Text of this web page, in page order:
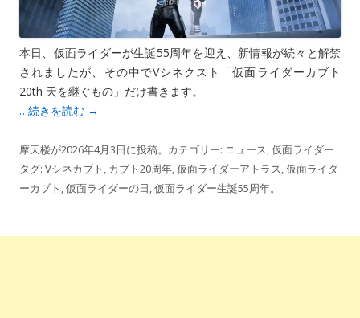
本日、仮面ライダーが生誕55周年を迎え、新情報が続々と解禁
されましたが、その中でVシネクスト「仮面ライダーカブト
20th 天を継ぐもの」だけ書きます。
…続きを読む →
摩天楼が2026年4月3日に投稿。カテゴリー: ニュース,仮面ライダー
タグ: Vシネカブト , カブト20周年,仮面ライダーアトラス,仮面ライダ
ーカブト ,仮面ライダーの日,仮面ライダー生誕55周年。